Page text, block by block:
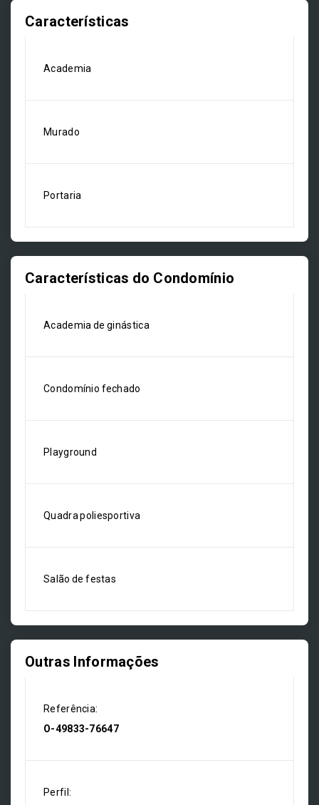
Características
Academia
Murado
Portaria
Características do Condomínio
Academia de ginástica
Condomínio fechado
Playground
Quadra poliesportiva
Salão de festas
Outras Informações
Referência:
O-49833-76647
Perfil: